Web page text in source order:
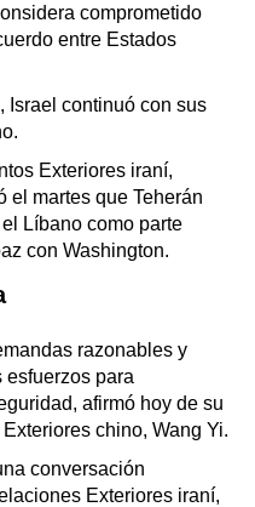
comprometido
entre Estados
Israel continuó con sus
Exteriores iraní,
el martes que Teherán
Líbano como parte
con Washington.
razonables y
esfuerzos para
afirmó hoy de su
chino, Wang Yi.
conversación
Exteriores iraní,